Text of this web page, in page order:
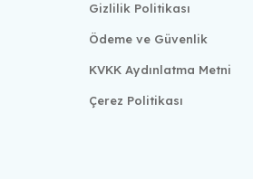
Gizlilik Politikası
Ödeme ve Güvenlik
KVKK Aydınlatma Metni
Çerez Politikası